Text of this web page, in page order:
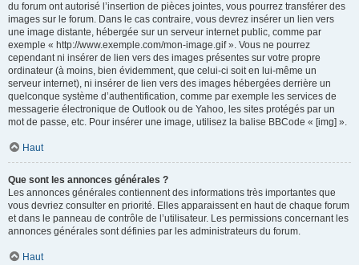
du forum ont autorisé l’insertion de pièces jointes, vous pourrez transférer des
images sur le forum. Dans le cas contraire, vous devrez insérer un lien vers
une image distante, hébergée sur un serveur internet public, comme par
exemple « http://www.exemple.com/mon-image.gif ». Vous ne pourrez
cependant ni insérer de lien vers des images présentes sur votre propre
ordinateur (à moins, bien évidemment, que celui-ci soit en lui-même un
serveur internet), ni insérer de lien vers des images hébergées derrière un
quelconque système d’authentification, comme par exemple les services de
messagerie électronique de Outlook ou de Yahoo, les sites protégés par un
mot de passe, etc. Pour insérer une image, utilisez la balise BBCode « [img] ».
Haut
Que sont les annonces générales ?
Les annonces générales contiennent des informations très importantes que
vous devriez consulter en priorité. Elles apparaissent en haut de chaque forum
et dans le panneau de contrôle de l’utilisateur. Les permissions concernant les
annonces générales sont définies par les administrateurs du forum.
Haut